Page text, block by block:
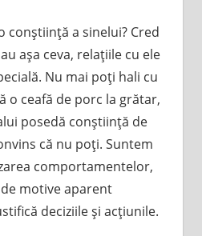
conştiinţă a sinelui? Cred
aşa ceva, relaţiile cu ele
Nu mai poţi hali cu
o ceafă de porc la grătar,
posedă conştiinţă de
că nu poţi. Suntem
comportamentelor,
motive aparent
deciziile şi acţiunile.